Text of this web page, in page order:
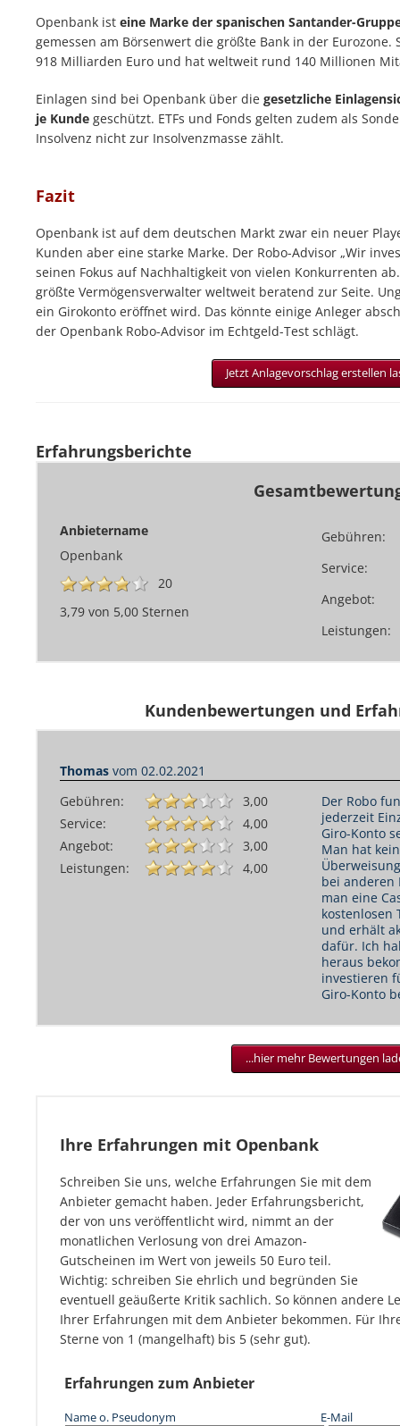
Openbank ist eine Marke der spanischen Santander-
gemessen am Börsenwert die größte Bank in der
918 Milliarden Euro und hat weltweit rund 140 Millionen
Einlagen sind bei Openbank über die gesetzliche
je Kunde geschützt. ETFs und Fonds gelten zudem als
Insolvenz nicht zur Insolvenzmasse zählt.
Fazit
Openbank ist auf dem deutschen Markt zwar ein neuer
Kunden aber eine starke Marke. Der Robo-Advisor „Wir
seinen Fokus auf Nachhaltigkeit von vielen Konkurrenten
größte Vermögensverwalter weltweit beratend zur Seite.
ein Girokonto eröffnet wird. Das könnte einige Anleger
der Openbank Robo-Advisor im Echtgeld-Test schlägt.
Jetzt Anlagevorschlag erstellen
Erfahrungsberichte
Anbietername
Openbank
20
3,79 von 5,00 Sternen
Gebühren:
Service:
Angebot:
Leistungen:
Kundenbewertungen und
Thomas vom 02.02.2021
Gebühren:
3,00
Service:
4,00
Angebot:
3,00
Leistungen:
4,00
Der Robo
jederzeit
Giro-Konto
Man hat
bei anderen
man eine
kostenlosen
und erhält
dafür. Ich
heraus
investieren
Giro-Konto
...hier mehr Bewertungen
Ihre Erfahrungen mit Openbank
Schreiben Sie uns, welche Erfahrungen Sie mit dem
Anbieter gemacht haben. Jeder Erfahrungsbericht,
der von uns veröffentlicht wird, nimmt an der
monatlichen Verlosung von drei Amazon-
Gutscheinen im Wert von jeweils 50 Euro teil.
Wichtig: schreiben Sie ehrlich und begründen Sie
eventuell geäußerte Kritik sachlich. So können andere
Ihrer Erfahrungen mit dem Anbieter bekommen. Für
Sterne von 1 (mangelhaft) bis 5 (sehr gut).
Erfahrungen zum Anbieter
Name o. Pseudonym E-Mail